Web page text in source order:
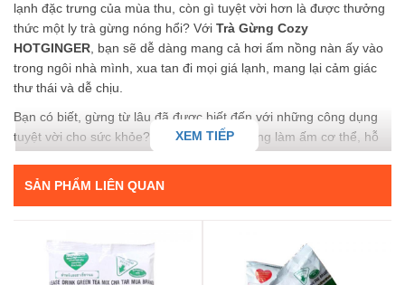
lạnh đặc trưng của mùa thu, còn gì tuyệt vời hơn là được thưởng
thức một ly trà gừng nóng hổi? Với Trà Gừng Cozy
HOTGINGER , bạn sẽ dễ dàng mang cả hơi ấm nồng nàn ấy vào
trong ngôi nhà mình, xua tan đi mọi giá lạnh, mang lại cảm giác
thư thái và dễ chịu.
Bạn có biết, gừng từ lâu đã được biết đến với những công dụng
tuyệt vời cho sức khỏe? Đặc biệt là khả năng làm ấm cơ thể, hỗ
phải cất công chuẩn bị, pha chế phức tạp nữa. Chỉ với một gói
Trà Gừng Cozy HOTGINGER
trình sản xuất hiện đại, đảm bảo giữ trọn vẹn hương vị và dưỡng
chất tinh túy của gừng. Vị cay ấm đặc trưng của gừng hòa quyện
XEM TIẾP
SẢN PHẨM LIÊN QUAN